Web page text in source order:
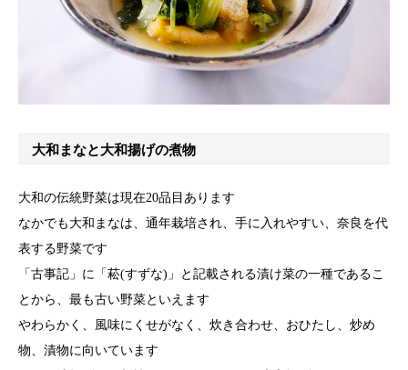
大和まなと大和揚げの煮物
大和の伝統野菜は現在20品目あります
なかでも大和まなは、通年栽培され、手に入れやすい、奈良を代
表する野菜です
「古事記」に「菘(すずな)」と記載される漬け菜の一種であるこ
とから、最も古い野菜といえます
やわらかく、風味にくせがなく、炊き合わせ、おひたし、炒め
物、漬物に向いています